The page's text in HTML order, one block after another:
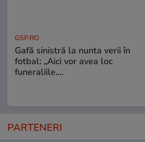
GSP.RO
Gafă sinistră la nunta verii în
fotbal: „Aici vor avea loc
funeraliile....
PARTENERI